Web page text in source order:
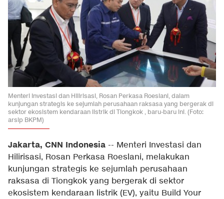
Menteri Investasi dan Hilirisasi, Rosan Perkasa Roeslani, dalam
kunjungan strategis ke sejumlah perusahaan raksasa yang bergerak di
sektor ekosistem kendaraan listrik di Tiongkok , baru-baru ini. (Foto:
arsip BKPM)
Jakarta, CNN Indonesia -- Menteri Investasi dan
Hilirisasi, Rosan Perkasa Roeslani, melakukan
kunjungan strategis ke sejumlah perusahaan
raksasa di Tiongkok yang bergerak di sektor
ekosistem kendaraan listrik (EV), yaitu Build Your